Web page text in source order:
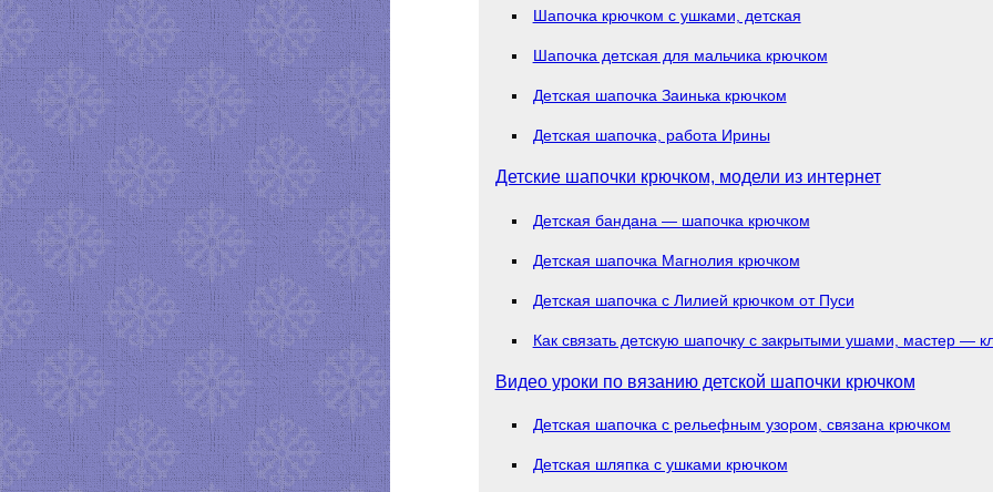
Шапочка крючком с ушками, детская
Шапочка детская для мальчика крючком
Детская шапочка Заинька крючком
Детская шапочка, работа Ирины
Детские шапочки крючком, модели из интернет
Детская бандана — шапочка крючком
Детская шапочка Магнолия крючком
Детская шапочка с Лилией крючком от Пуси
Как связать детскую шапочку с закрытыми ушами, мастер —
Видео уроки по вязанию детской шапочки крючком
Детская шапочка с рельефным узором, связана крючком
Детская шляпка с ушками крючком